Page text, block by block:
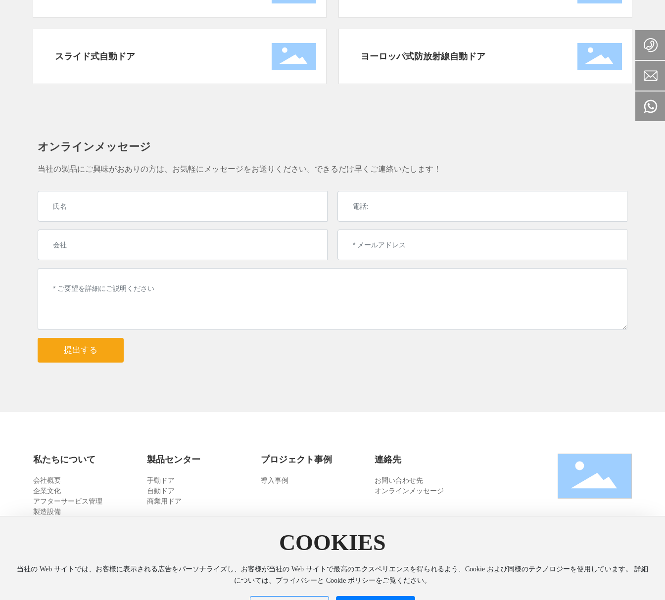
スライド式自動ドア ヨーロッパ式防放射線自動ドア
オンラインメッセージ
当社の製品にご興味がおありの方は、お気軽にメッセージをお送りください。できるだけ早くご連絡いたします！
提出する
私たちについて
会社概要
企業文化
アフターサービス管理
製造設備
製品センター
手動ドア
自動ドア
商業用ドア
プロジェクト事例
導入事例
連絡先
お問い合わせ先
オンラインメッセージ
Copyright ©寧波奥美特自動ドア制御株式会社著作権所有 ウェブサイト構築：中企動力 SEO
COOKIES
当社の Web サイトでは、お客様に表示される広告をパーソナライズし、お客様が当社の Web サイトで最高のエクスペリエンスを得られるよう、Cookie および同様のテクノロジーを使用しています。 詳細
については、プライバシーと Cookie ポリシーをご覧ください。